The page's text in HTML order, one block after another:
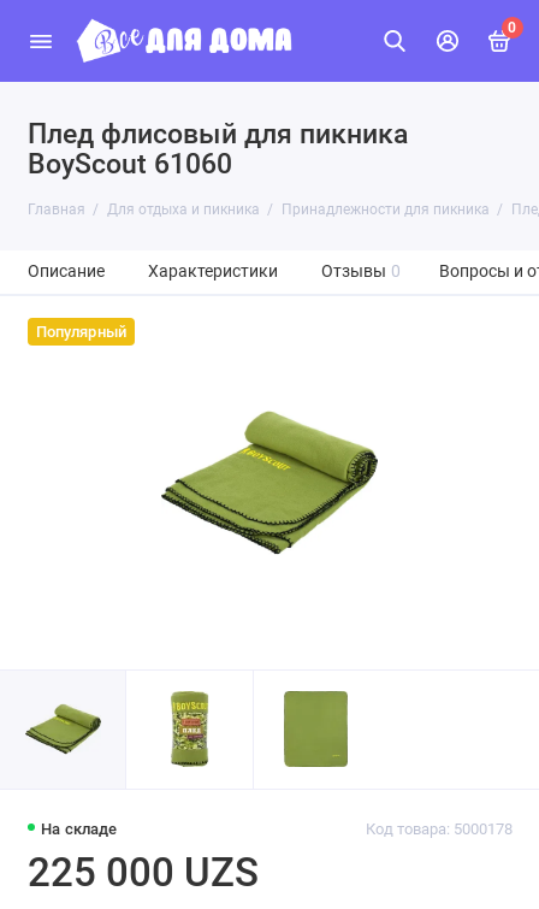
0
Плед флисовый для пикника
BoyScout 61060
Главная Для отдыха и пикника Принадлежности для пикника
Описание Характеристики Отзывы 0 Вопросы и
Популярный
На складе Код товара: 5000178
225 000 UZS